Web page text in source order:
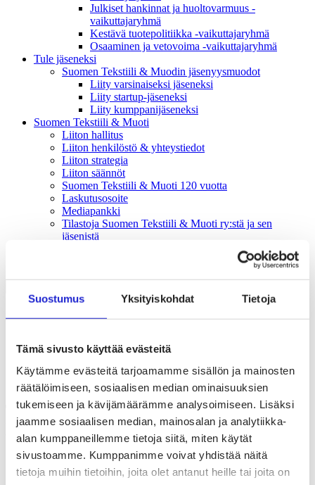
Suostumus Yksityiskohdat Tietoja
Tämä sivusto käyttää evästeitä
Käytämme evästeitä tarjoamamme sisällön ja mainosten
räätälöimiseen, sosiaalisen median ominaisuuksien
tukemiseen ja kävijämäärämme analysoimiseen. Lisäksi
jaamme sosiaalisen median, mainosalan ja analytiikka-
alan kumppaneillemme tietoja siitä, miten käytät
sivustoamme. Kumppanimme voivat yhdistää näitä
tietoja muihin tietoihin, joita olet antanut heille tai joita on
Julkiset hankinnat ja huoltovarmuus -
vaikuttajaryhmä
Kestävä tuotepolitiikka​ -vaikuttajaryhmä
Osaaminen ja vetovoima -vaikuttajaryhmä
Tule jäseneksi
Suomen Tekstiili & Muodin jäsenyysmuodot
Liity varsinaiseksi jäseneksi
Liity startup-jäseneksi
Liity kumppani­jäseneksi
Suomen Tekstiili & Muoti
Liiton hallitus
Liiton henkilöstö & yhteystiedot
Liiton strategia
Liiton säännöt
Suomen Tekstiili & Muoti 120 vuotta
Laskutusosoite
Mediapankki
Tilastoja Suomen Tekstiili & Muoti ry:stä ja sen
jäsenistä
Alan yritykset Suomessa – tutustu jäseniimme
Uutishuone
Työelämän poikkeuslait jatkuvat vuoden loppuun
16.06.2020
Työelämän poikkeuslait jatkuvat vuoden
loppuun
Lomauttamista ja yhteistoimintamenettelyä sekä
lomautettujen ja yrittäjien oikeutta työttömyysetuuteen